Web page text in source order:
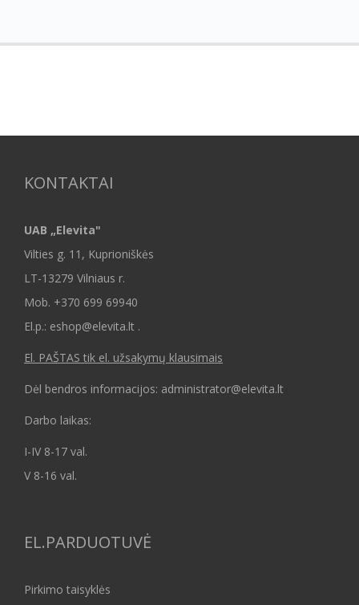
KONTAKTAI
UAB „Elevita"
Vilties g. 11, Kuprioniškės
LT-13279 Vilniaus r.
Mob. +370 699 69940
El.p.: eshop@elevita.lt .
El. PAŠTAS tik el. užsakymų klausimais
Dėl bendros informacijos: administrator@elevita.lt
Darbo laikas:
I-IV 8-17 val.
V 8-16 val.
EL.PARDUOTUVĖ
Pirkimo taisyklės